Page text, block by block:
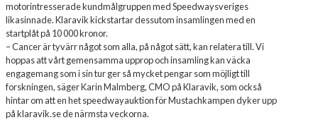
motorintresserade kundmålgruppen medSpeedwaysveriges
likasinnade.Klaravik kickstartar dessutom insamlingen med en
startplåt på 10 000 kronor.
–Cancer är tyvärr något som alla,på något sätt, kan relatera till.Vi
hoppas att vårt gemensamma upprop och insamling kanväcka
engagemang som i sin tur ger såmycket pengar som möjligttill
forskningen, säger Karin Malmberg,CMO på Klaravik, somockså
hintarom att en hetspeedwayauktionför Mustachkampendyker upp
på klaravik.se de närmstaveckorna.